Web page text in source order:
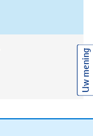
Uw mening